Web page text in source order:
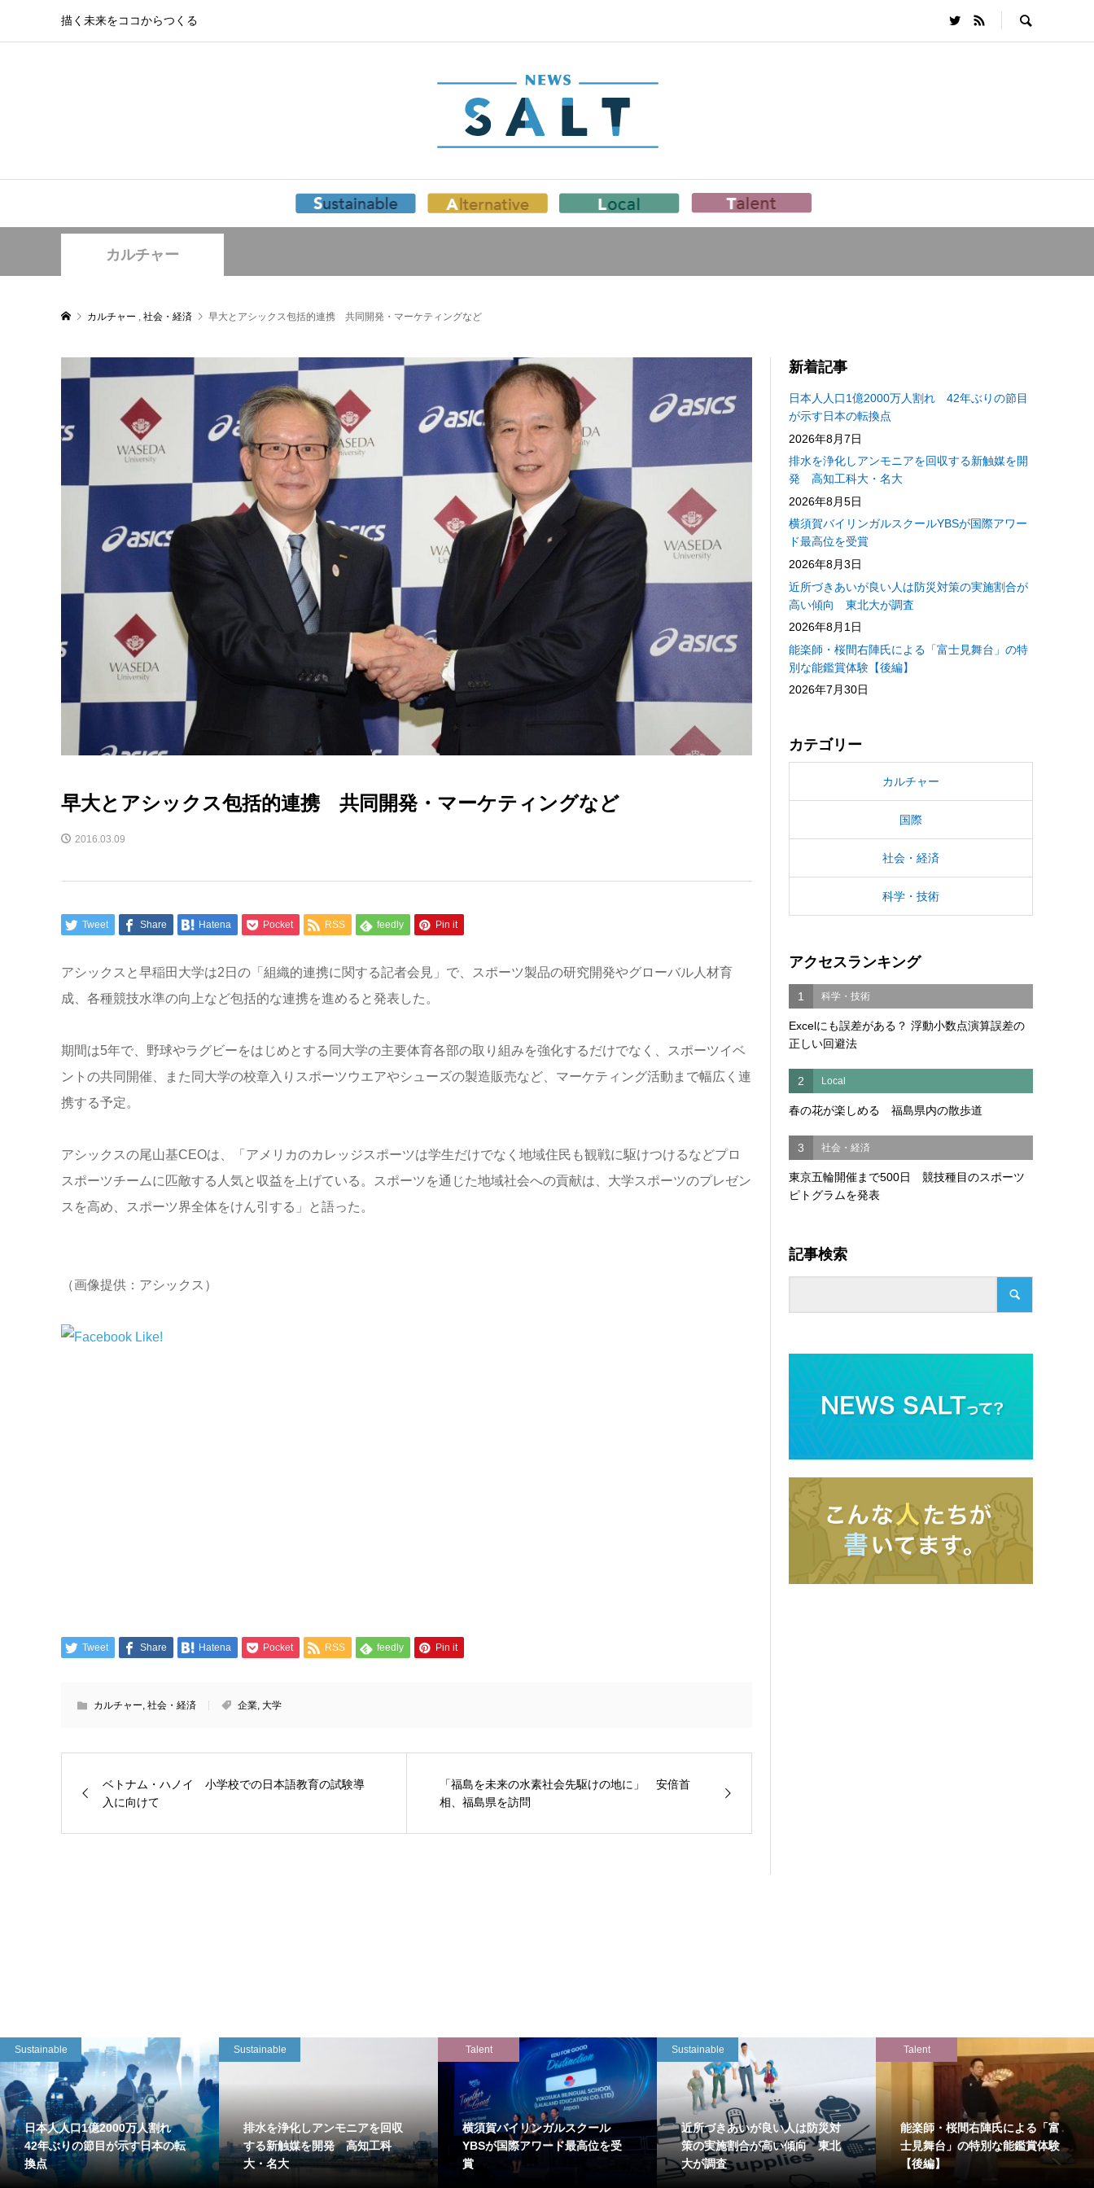
描く未来をココからつくる
カルチャー
カルチャー , 社会・経済 早大とアシックス包括的連携 共同開発・マーケティングなど
早大とアシックス包括的連携 共同開発・マーケティングなど
2016.03.09
Tweet Share Hatena Pocket RSS feedly Pin it
アシックスと早稲田大学は2日の「組織的連携に関する記者会見」で、スポーツ製品の研究開発やグローバル人材育
成、各種競技水準の向上など包括的な連携を進めると発表した。
期間は5年で、野球やラグビーをはじめとする同大学の主要体育各部の取り組みを強化するだけでなく、スポーツイベ
ントの共同開催、また同大学の校章入りスポーツウエアやシューズの製造販売など、マーケティング活動まで幅広く連
携する予定。
アシックスの尾山基CEOは、「アメリカのカレッジスポーツは学生だけでなく地域住民も観戦に駆けつけるなどプロ
スポーツチームに匹敵する人気と収益を上げている。スポーツを通じた地域社会への貢献は、大学スポーツのプレゼン
スを高め、スポーツ界全体をけん引する」と語った。
（画像提供：アシックス）
Tweet Share Hatena Pocket RSS feedly Pin it
カルチャー 社会・経済 企業, 大学
ベトナム・ハノイ 小学校での日本語教育の試験導
入に向けて
「福島を未来の水素社会先駆けの地に」 安倍首
相、福島県を訪問
新着記事
日本人人口1億2000万人割れ 42年ぶりの節目
が示す日本の転換点
2026年8月7日
排水を浄化しアンモニアを回収する新触媒を開
発 高知工科大・名大
2026年8月5日
横須賀バイリンガルスクールYBSが国際アワー
ド最高位を受賞
2026年8月3日
近所づきあいが良い人は防災対策の実施割合が
高い傾向 東北大が調査
2026年8月1日
能楽師・桜間右陣氏による「富士見舞台」の特
別な能鑑賞体験【後編】
2026年7月30日
カテゴリー
カルチャー
国際
社会・経済
科学・技術
アクセスランキング
1 科学・技術
Excelにも誤差がある？ 浮動小数点演算誤差の
正しい回避法
2 Local
春の花が楽しめる 福島県内の散歩道
3 社会・経済
東京五輪開催まで500日 競技種目のスポーツ
ピトグラムを発表
記事検索
Sustainable
日本人人口1億2000万人割れ
42年ぶりの節目が示す日本の転
換点
Sustainable
排水を浄化しアンモニアを回収
する新触媒を開発 高知工科
大・名大
Talent
横須賀バイリンガルスクール
YBSが国際アワード最高位を受
賞
Sustainable
近所づきあいが良い人は防災対
策の実施割合が高い傾向 東北
大が調査
Talent
能楽師・桜間右陣氏による「富
士見舞台」の特別な能鑑賞体験
【後編】